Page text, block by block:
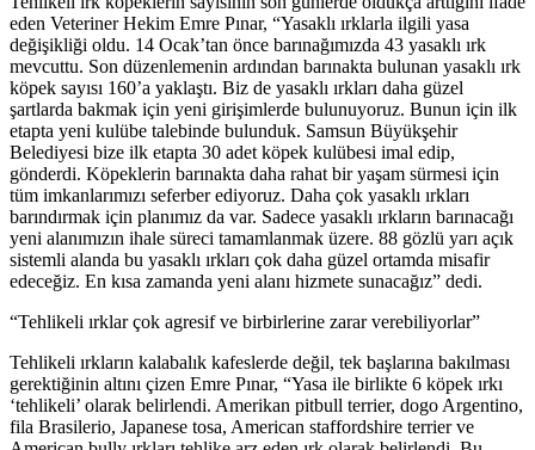
eden Veteriner Hekim Emre Pınar, “Yasaklı ırklarla ilgili yasa
değişikliği oldu. 14 Ocak’tan önce barınağımızda 43 yasaklı ırk
mevcuttu. Son düzenlemenin ardından barınakta bulunan yasaklı ırk
köpek sayısı 160’a yaklaştı. Biz de yasaklı ırkları daha güzel
şartlarda bakmak için yeni girişimlerde bulunuyoruz. Bunun için ilk
etapta yeni kulübe talebinde bulunduk. Samsun Büyükşehir
Belediyesi bize ilk etapta 30 adet köpek kulübesi imal edip,
gönderdi. Köpeklerin barınakta daha rahat bir yaşam sürmesi için
tüm imkanlarımızı seferber ediyoruz. Daha çok yasaklı ırkları
barındırmak için planımız da var. Sadece yasaklı ırkların barınacağı
yeni alanımızın ihale süreci tamamlanmak üzere. 88 gözlü yarı açık
sistemli alanda bu yasaklı ırkları çok daha güzel ortamda misafir
edeceğiz. En kısa zamanda yeni alanı hizmete sunacağız” dedi.
“Tehlikeli ırklar çok agresif ve birbirlerine zarar verebiliyorlar”
Tehlikeli ırkların kalabalık kafeslerde değil, tek başlarına bakılması
gerektiğinin altını çizen Emre Pınar, “Yasa ile birlikte 6 köpek ırkı
‘tehlikeli’ olarak belirlendi. Amerikan pitbull terrier, dogo Argentino,
fila Brasilerio, Japanese tosa, American staffordshire terrier ve